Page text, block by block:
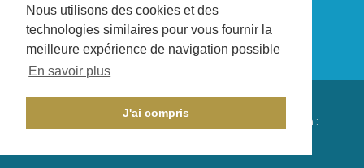
Nous utilisons des cookies et des
technologies similaires pour vous fournir la
meilleure expérience de navigation possible
En savoir plus
J'ai compris
CHAMPAGNE CRÉATION
- Réalisation :